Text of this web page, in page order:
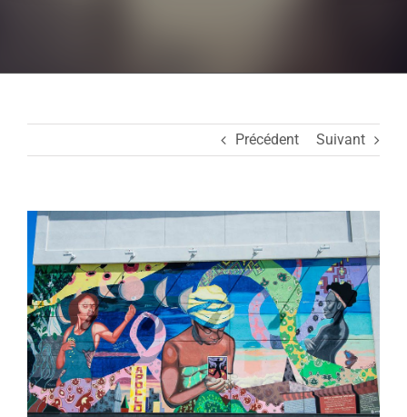
Précédent Suivant
View
Larger
Image